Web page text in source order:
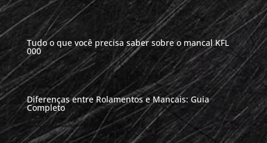
Tudo o que você precisa saber sobre o mancal KFL
000
Diferenças entre Rolamentos e Mancais: Guia
Completo